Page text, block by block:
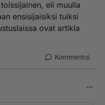
eli muulla
ensisijaisiksi tuiksi
ovat artikla
Kommentoi